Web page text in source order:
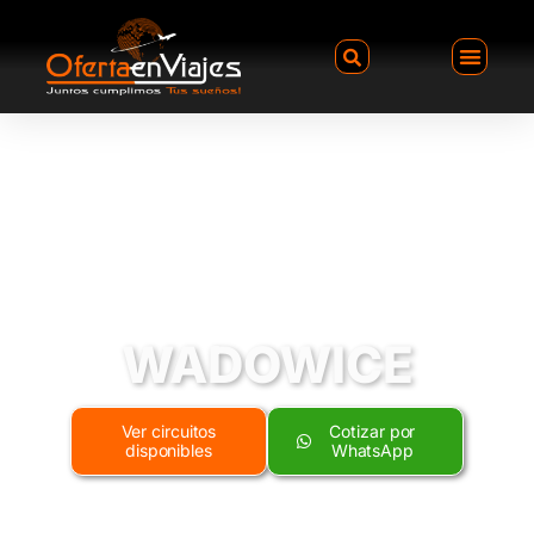
WADOWICE
Ver circuitos
disponibles
Cotizar por
WhatsApp